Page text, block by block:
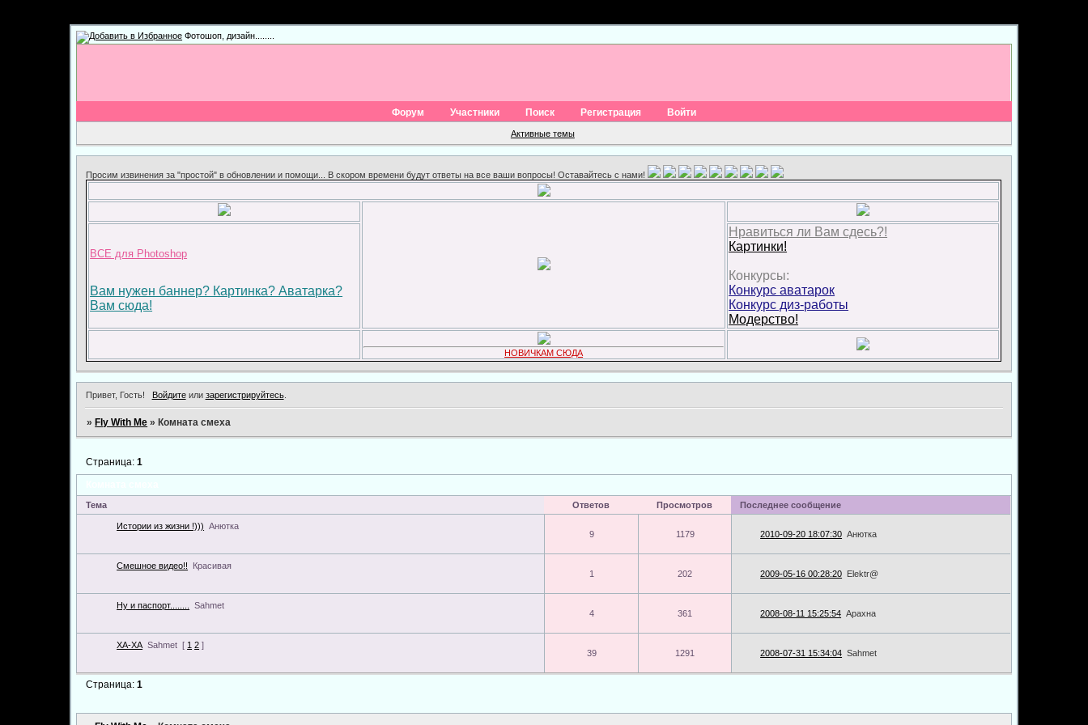
Фотошоп, дизайн........
Форум Участники Поиск Регистрация Войти
Активные темы
Просим извинения за "простой" в обновлении и помощи... В скором времени будут ответы на все ваши вопросы! Оставайтесь с нами!
ВСЕ для Photoshop
Вам нужен баннер? Картинка? Аватарка?
Вам сюда!
Нравиться ли Вам сдесь?!
Картинки!
Конкурсы:
Конкурс аватарок
Конкурс диз-работы
Модерство!
НОВИЧКАМ СЮДА
Привет, Гость! Войдитеили зарегистрируйтесь.
» Fly With Me » Комната смеха
Страница:1
Тема Ответов Просмотров Последнее сообщение
Истории из жизни !))) Анютка
9
1179 2010-09-20 18:07:30 Анютка
Смешное видео!!
Красивая
1
202 2009-05-16 00:28:20 Elektr@
Ну и паспорт........
Sahmet
4
361 2008-08-11 15:25:54 Арахна
ХА-ХА Sahmet [ 1 2 ]
39
1291 2008-07-31 15:34:04 Sahmet
Страница:1